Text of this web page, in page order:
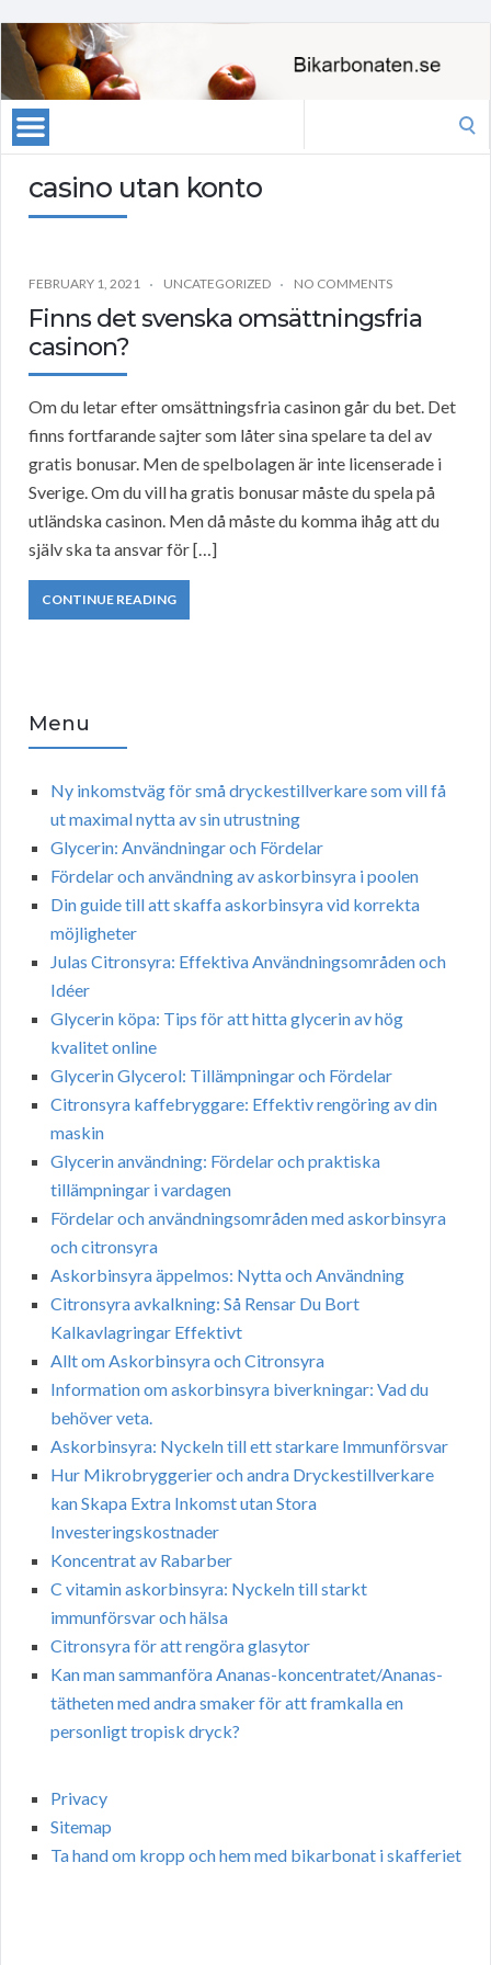
casino utan konto
FEBRUARY 1, 2021 UNCATEGORIZED NO COMMENTS
Finns det svenska omsättningsfria
casinon?
Om du letar efter omsättningsfria casinon går du bet. Det
finns fortfarande sajter som låter sina spelare ta del av
gratis bonusar. Men de spelbolagen är inte licenserade i
Sverige. Om du vill ha gratis bonusar måste du spela på
utländska casinon. Men då måste du komma ihåg att du
själv ska ta ansvar för […]
CONTINUE READING
Menu
Ny inkomstväg för små dryckestillverkare som vill få
ut maximal nytta av sin utrustning
Glycerin: Användningar och Fördelar
Fördelar och användning av askorbinsyra i poolen
Din guide till att skaffa askorbinsyra vid korrekta
möjligheter
Julas Citronsyra: Effektiva Användningsområden och
Idéer
Glycerin köpa: Tips för att hitta glycerin av hög
kvalitet online
Glycerin Glycerol: Tillämpningar och Fördelar
Citronsyra kaffebryggare: Effektiv rengöring av din
maskin
Glycerin användning: Fördelar och praktiska
tillämpningar i vardagen
Fördelar och användningsområden med askorbinsyra
och citronsyra
Askorbinsyra äppelmos: Nytta och Användning
Citronsyra avkalkning: Så Rensar Du Bort
Kalkavlagringar Effektivt
Allt om Askorbinsyra och Citronsyra
Information om askorbinsyra biverkningar: Vad du
behöver veta.
Askorbinsyra: Nyckeln till ett starkare Immunförsvar
Hur Mikrobryggerier och andra Dryckestillverkare
kan Skapa Extra Inkomst utan Stora
Investeringskostnader
Koncentrat av Rabarber
C vitamin askorbinsyra: Nyckeln till starkt
immunförsvar och hälsa
Citronsyra för att rengöra glasytor
Kan man sammanföra Ananas-koncentratet/Ananas-
tätheten med andra smaker för att framkalla en
personligt tropisk dryck?
Privacy
Sitemap
Ta hand om kropp och hem med bikarbonat i skafferiet